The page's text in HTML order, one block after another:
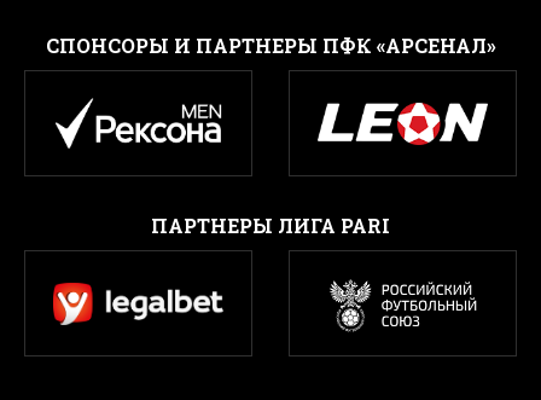
CПОНСОРЫ И ПАРТНЕРЫ ПФК «АРСЕНАЛ»
ПАРТНЕРЫ ЛИГА PARI